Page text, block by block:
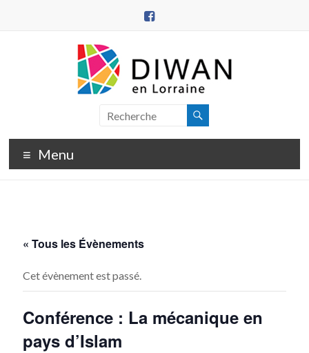
en
LorraineMenu
« Tous les Évènements
Cet évènement est passé.
Conférence : La mécanique en
pays d’Islam